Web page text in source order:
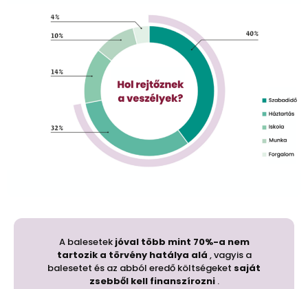
A balesetek jóval több mint 70%-a nem
tartozik a törvény hatálya alá , vagyis a
balesetet és az abból eredő költségeket saját
zsebből kell finanszírozni.